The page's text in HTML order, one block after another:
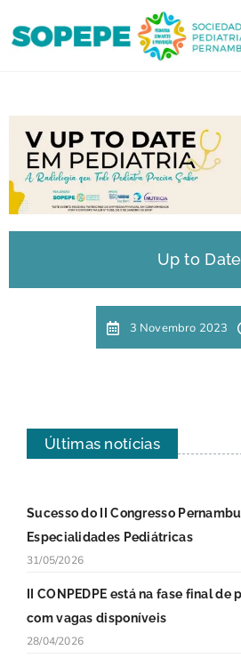
Up to Date
3 Novembro 2023
Últimas notícias
Sucesso do II Congresso
Especialidades Pediátricas
31/05/2026
II CONPEDPE está na fase final
com vagas disponíveis
28/04/2026